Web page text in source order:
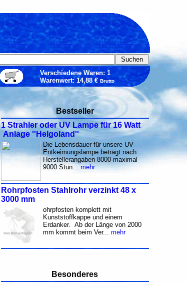
Verschiedene Waren: 1
Warenwert: 14,88 € Brutto
Bestseller
1 Strahler oder UV Lampe für 16 Watt
Anlage ''Helgoland''
Die Lebensdauer für unsere UV-
Entkeimungslampe beträgt nach
Herstellerangaben 8000-maximal
9000 Stun...mehr
Rohrpfosten Stahlrohr verzinkt 48 x
3000 mm
ohrpfosten komplett mit
Kunststoffkappe und einem
Erdanker. Ab der Länge von 2000
mm kommt beim Ver... mehr
Besonderes